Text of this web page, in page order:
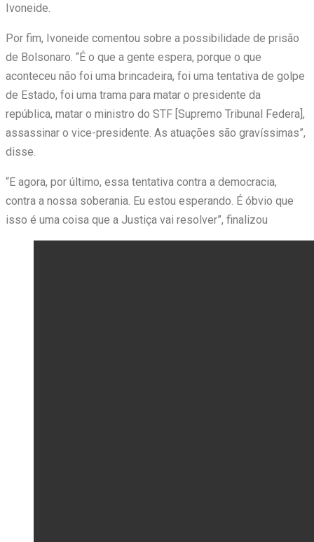
Ivoneide.
Por fim, Ivoneide comentou sobre a possibilidade de prisão
de Bolsonaro. “É o que a gente espera, porque o que
aconteceu não foi uma brincadeira, foi uma tentativa de golpe
de Estado, foi uma trama para matar o presidente da
república, matar o ministro do STF [Supremo Tribunal Federa],
assassinar o vice-presidente. As atuações são gravíssimas”,
disse.
“E agora, por último, essa tentativa contra a democracia,
contra a nossa soberania. Eu estou esperando. É óbvio que
isso é uma coisa que a Justiça vai resolver”, finalizou